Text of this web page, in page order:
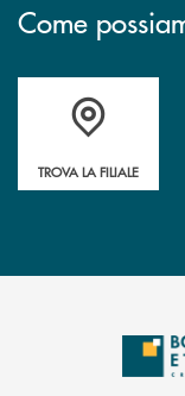
Come
Accedi all' elenco
TROVA LA FILIALE